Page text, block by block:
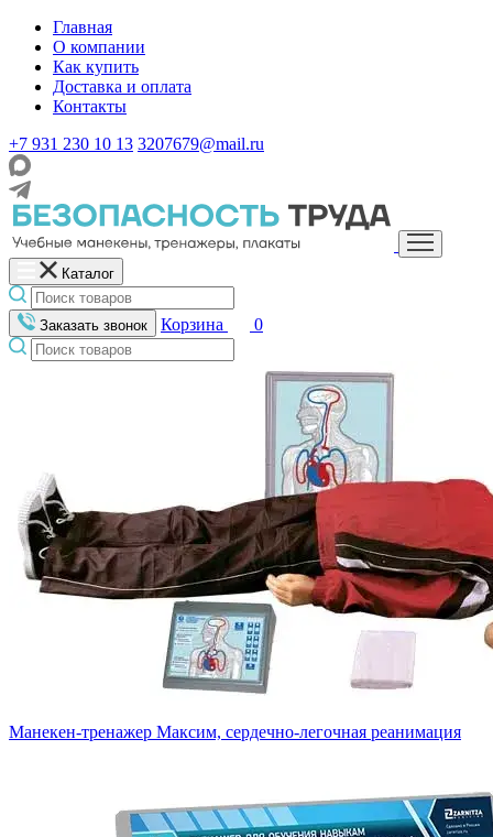
Главная
О компании
Как купить
Доставка и оплата
Контакты
+7 931 230 10 13 3207679@mail.ru
Каталог
Заказать звонок Корзина 0
Манекен-тренажер Максим, сердечно-легочная реанимация